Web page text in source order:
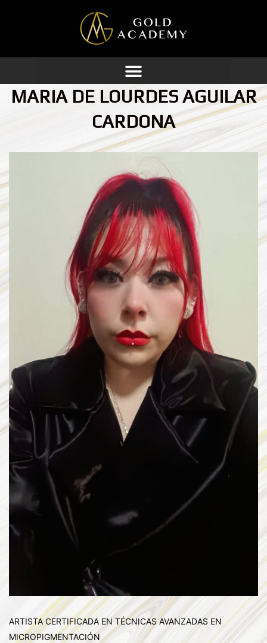
contenido
MARIA DE LOURDES AGUILAR
CARDONA
ARTISTA CERTIFICADA EN TÉCNICAS AVANZADAS EN
MICROPIGMENTACIÓN